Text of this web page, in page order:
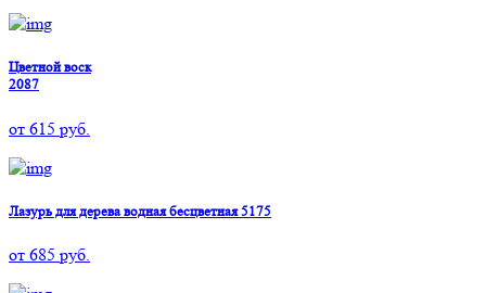
Цветной воск
2087
от 615 руб.
Лазурь для дерева водная бесцветная 5175
от 685 руб.